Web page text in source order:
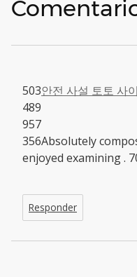
안전 사설 토토 사
503
489
957
356Absolutely
enjoyed examining .
Responder